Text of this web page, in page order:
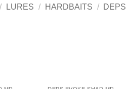
/ LURES / HARDBAITS / DEPS